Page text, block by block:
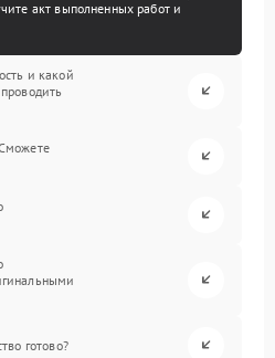
акт выполненных работ и
и какой
готово?